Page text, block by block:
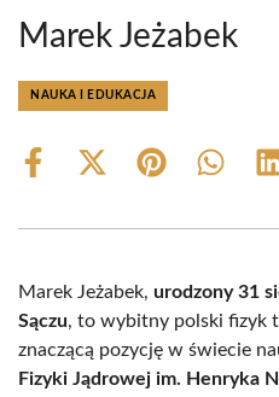
Marek Jeżabek
NAUKA I EDUKACJA
Share
Share
(Twitter)
Share Share
Marek Jeżabek, urodzony 31
Sączu, to wybitny polski fizyk
znaczącą pozycję w świecie
Fizyki Jądrowej im. Henryka